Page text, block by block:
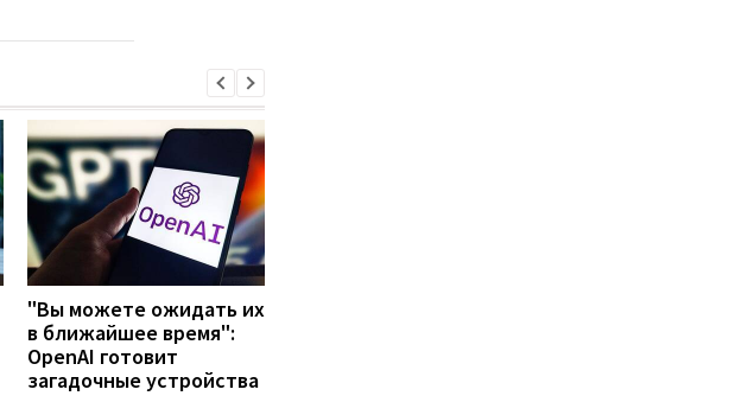
"Вы можете ожидать их
в ближайшее время":
OpenAI готовит
загадочные устройства